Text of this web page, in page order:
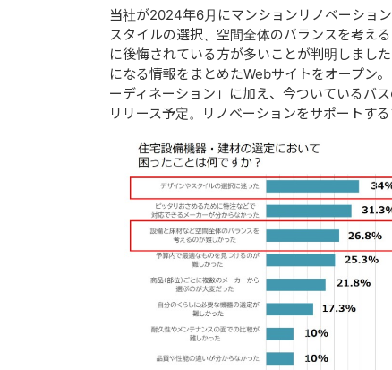
当社が2024年6月にマンションリノベーショ
スタイルの選択、空間全体のバランスを考え
に後悔されている方が多いことが判明しまし
になる情報をまとめたWebサイトをオープン
ーディネーション」に加え、今ついているバ
リリース予定。リノベーションをサポートす